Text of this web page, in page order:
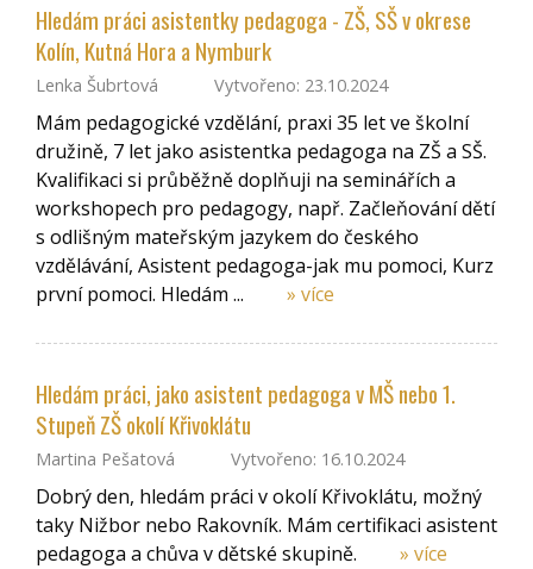
Hledám práci asistentky pedagoga - ZŠ, SŠ v okrese
Kolín, Kutná Hora a Nymburk
Lenka Šubrtová Vytvořeno: 23.10.2024
Mám pedagogické vzdělání, praxi 35 let ve školní
družině, 7 let jako asistentka pedagoga na ZŠ a SŠ.
Kvalifikaci si průběžně doplňuji na seminářích a
workshopech pro pedagogy, např. Začleňování dětí
s odlišným mateřským jazykem do českého
vzdělávání, Asistent pedagoga-jak mu pomoci, Kurz
první pomoci. Hledám ...
» více
Hledám práci, jako asistent pedagoga v MŠ nebo 1.
Stupeň ZŠ okolí Křivoklátu
Martina Pešatová Vytvořeno: 16.10.2024
Dobrý den, hledám práci v okolí Křivoklátu, možný
taky Nižbor nebo Rakovník. Mám certifikaci asistent
pedagoga a chůva v dětské skupině.
» více